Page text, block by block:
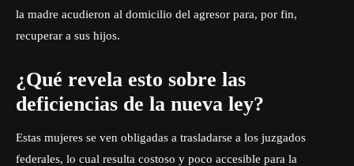
la madre acudieron al domicilio del agresor para, por fin,
recuperar a sus hijos.
¿Qué revela esto sobre las
deficiencias de la nueva ley?
Estas mujeres se ven obligadas a trasladarse a los juzgados
federales, lo cual resulta costoso y poco accesible para la